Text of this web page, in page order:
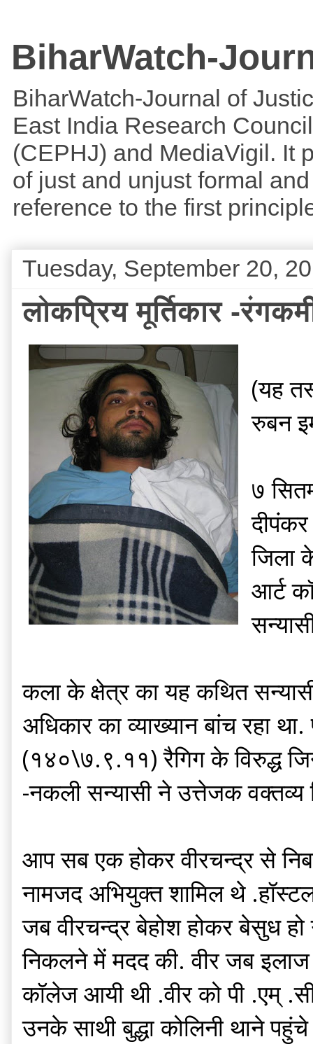
BiharWatch-
BiharWatch-Journal of
East India Research
(CEPHJ) and MediaVigil. It
of just and unjust formal
reference to the first
Tuesday, September 20,
लोकप्रिय मूर्तिकार -
(यह
रुबन
७
जिला
आर्ट
कला के क्षेत्र का यह कथित
अधिकार का व्याख्यान बांच रहा
(१४०\७.९.११) रैगिग के विरुद्ध
-नकली सन्यासी ने उत्तेजक वक्तव्य
आप सब एक होकर वीरचन्द्र से
नामजद अभियुक्त शामिल थे .हॉस्टल
जब वीरचन्द्र बेहोश होकर बेसुध
निकलने में मदद की. वीर जब इलाज
कॉलेज आयी थी .वीर को पी .एम्
उनके साथी बुद्धा कोलिनी थाने